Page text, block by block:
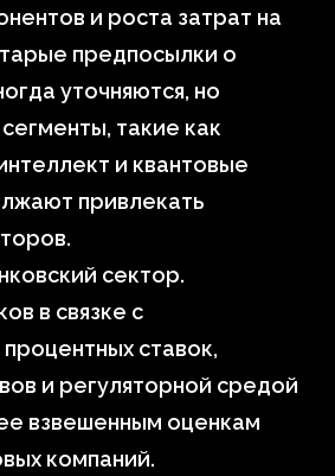
и роста затрат на
предпосылки о
уточняются, но
такие как
и квантовые
привлекать
сектор.
в связке с
ставок,
и регуляторной средой
взвешенным оценкам
компаний.